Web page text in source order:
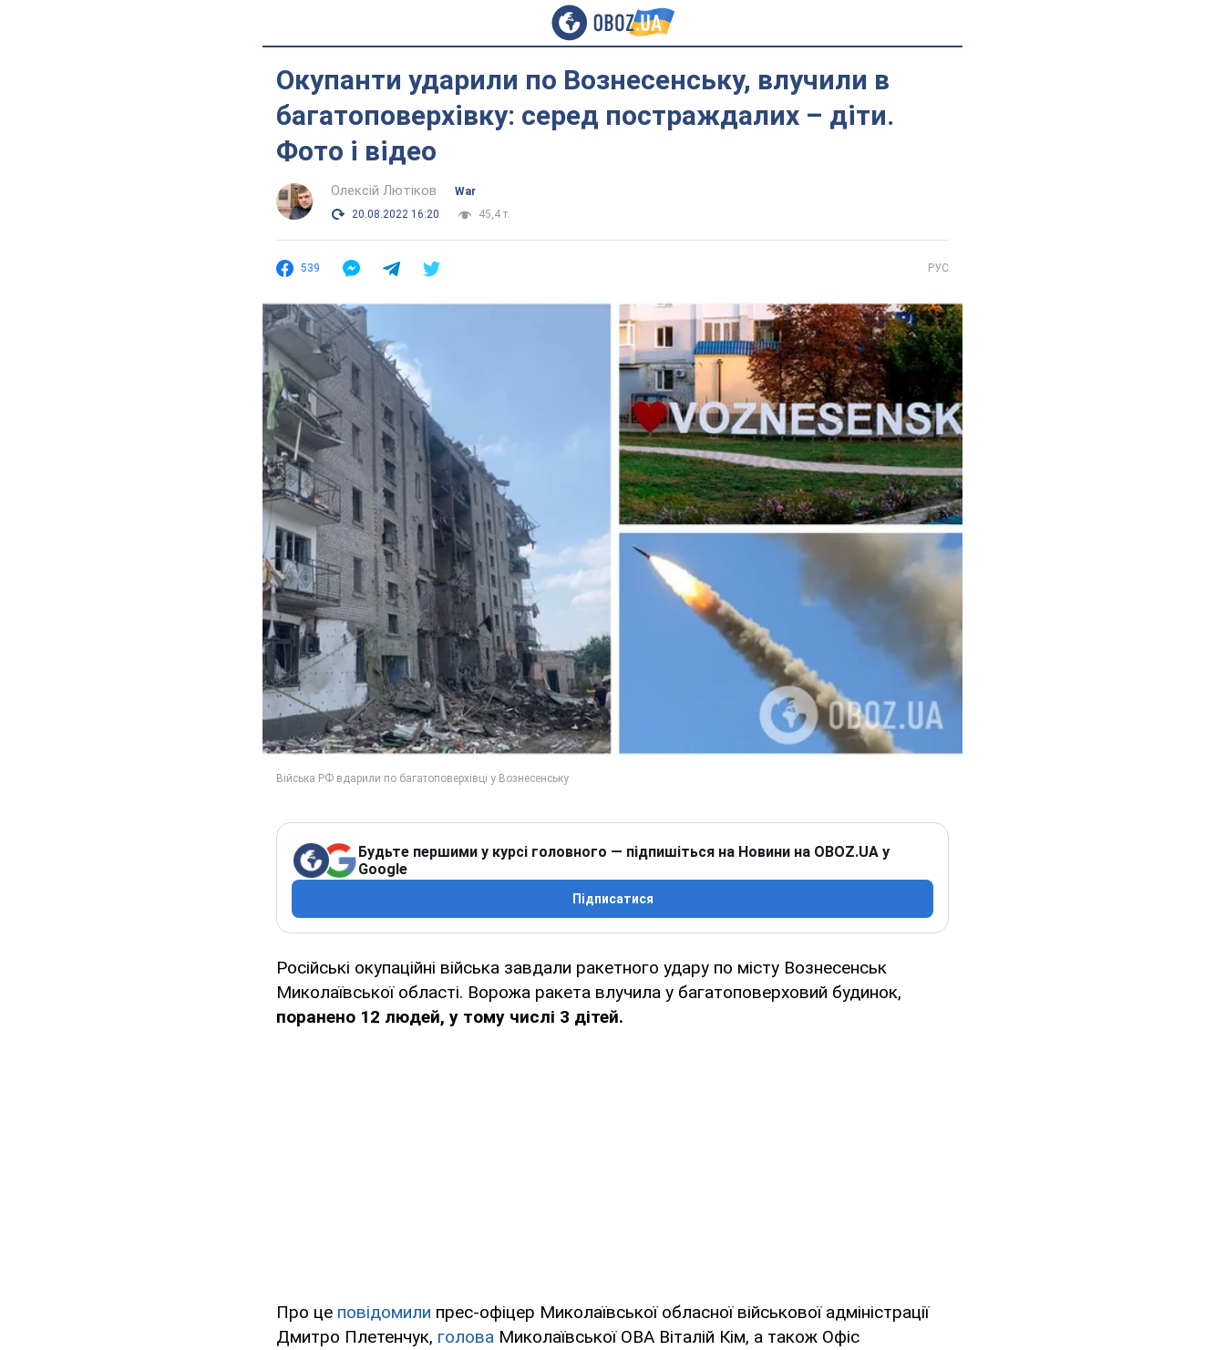
Окупанти ударили по Вознесенську, влучили в
багатоповерхівку: серед постраждалих – діти.
Фото і відео
Олексій Лютіков
War
20.08.2022 16:20
45,4 т.
539 РУС
Будьте першими у курсі головного — підпишіться на Новини на OBOZ.UA у
Google
Підписатися
Російські окупаційні війська завдали ракетного удару по місту Вознесенськ
Миколаївської області. Ворожа ракета влучила у багатоповерховий будинок,
поранено 12 людей, у тому числі 3 дітей.
Про це повідомили прес-офіцер Миколаївської обласної військової адміністрації
Дмитро Плетенчук, голова Миколаївської ОВА Віталій Кім, а також Офіс